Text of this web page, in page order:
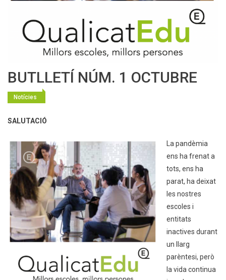
BUTLLETÍ NÚM. 1 OCTUBRE
Notícies
SALUTACIÓ
La pandèmia
ens ha frenat a
tots, ens ha
parat, ha deixat
les nostres
escoles i
entitats
inactives durant
un llarg
parèntesi, però
la vida continua